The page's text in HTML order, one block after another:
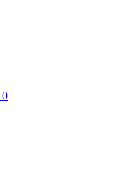
0